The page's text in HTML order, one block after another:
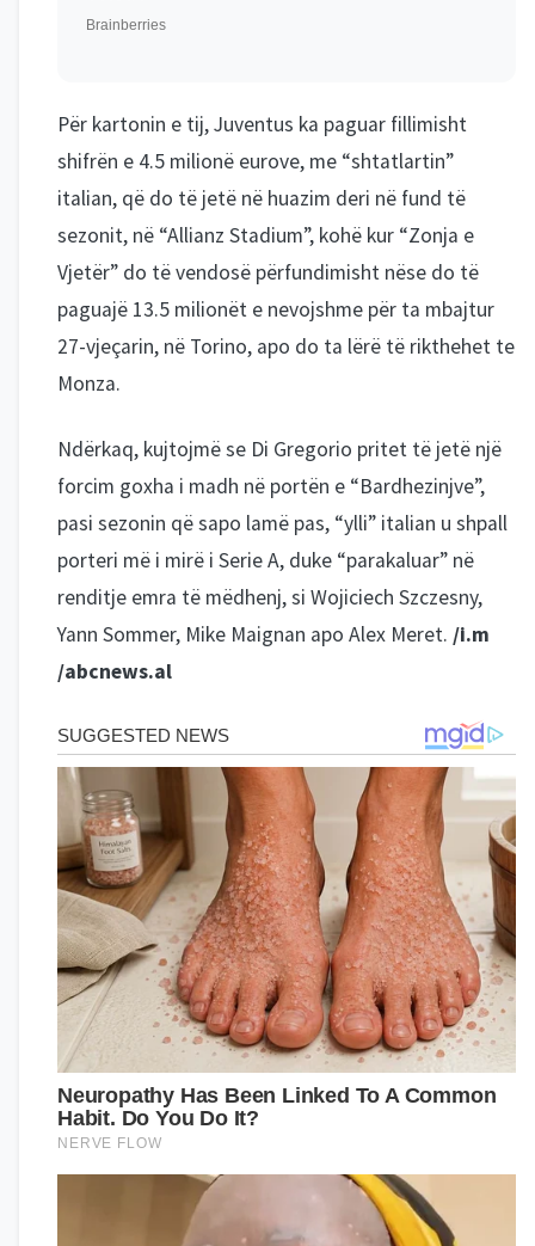
Për kartonin e tij, Juventus ka paguar fillimisht
shifrën e 4.5 milionë eurove, me “shtatlartin”
italian, që do të jetë në huazim deri në fund të
sezonit, në “Allianz Stadium”, kohë kur “Zonja e
Vjetër” do të vendosë përfundimisht nëse do të
paguajë 13.5 milionët e nevojshme për ta mbajtur
27-vjeçarin, në Torino, apo do ta lërë të rikthehet te
Monza.
Ndërkaq, kujtojmë se Di Gregorio pritet të jetë një
forcim goxha i madh në portën e “Bardhezinjve”,
pasi sezonin që sapo lamë pas, “ylli” italian u shpall
porteri më i mirë i Serie A, duke “parakaluar” në
renditje emra të mëdhenj, si Wojiciech Szczesny,
Yann Sommer, Mike Maignan apo Alex Meret. /i.m
/abcnews.al